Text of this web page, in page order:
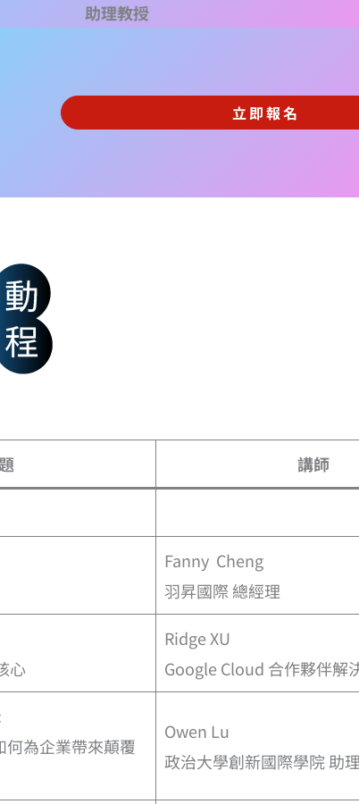
助理教授
立即報名
講師
Fanny Cheng
羽昇國際 總經理
心
Ridge XU
Google Cloud 合作夥伴解
何為企業帶來顛覆
Owen Lu
政治大學創新國際學院 助